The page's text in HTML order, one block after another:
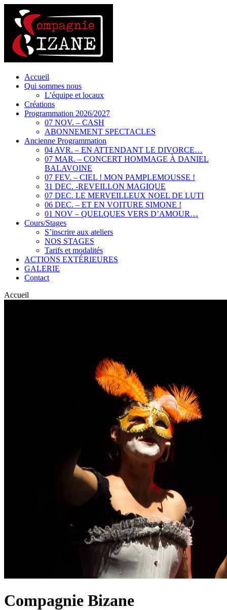
Accueil
Qui sommes nous
L’équipe et locaux
Créations
Programmation 2026/2027
07 NOV. – CASH
ABONNEMENT SPECTACLES
Ancienne Programmation
04 AVR. – EN ATTENDANT LE DIVORCE…
07 MAR. – CONCERT HOMMAGE À DANIEL
BALAVOINE
07 FEV. – CIEL ! MON PAMPLEMOUSSE !
31 DEC. -REVEILLON MAGIQUE
07 DEC. LE MERVEILLEUX NOEL DE LUTI
06 DEC. – ET EN VOITURE SIMONE !
01 NOV – QUELQUES VERS D’AMOUR…
Cours/Stages
S’inscrire aux ateliers
NOS STAGES
Tarifs et modalités
ACTIONS EXTÉRIEURES
GALERIE
Contact
Accueil
Compagnie Bizane